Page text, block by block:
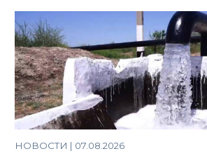
НОВОСТИ | 07.08.2026